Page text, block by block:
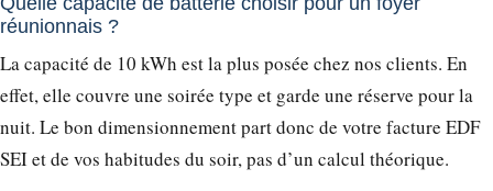
réunionnais ?
La capacité de 10 kWh est la plus posée chez nos clients. En
effet, elle couvre une soirée type et garde une réserve pour la
nuit. Le bon dimensionnement part donc de votre facture EDF
SEI et de vos habitudes du soir, pas d’un calcul théorique.